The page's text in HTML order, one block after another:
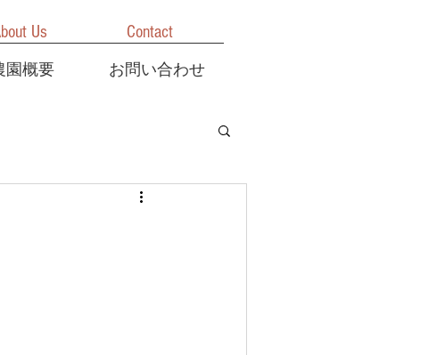
園概要 お問い合わせ
Us Contact